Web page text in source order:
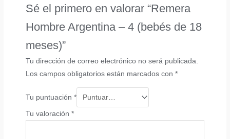
Sé el primero en valorar “Remera
Hombre Argentina – 4 (bebés de 18
meses)”
Tu dirección de correo electrónico no será publicada.
Los campos obligatorios están marcados con*
Tu puntuación*
Tu valoración*